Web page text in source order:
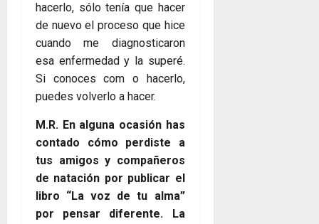
hacerlo, sólo tenía que hacer
de nuevo el proceso que hice
cuando me diagnosticaron
esa enfermedad y la superé.
Si conoces com o hacerlo,
puedes volverlo a hacer.
M.R. En alguna ocasión has
contado cómo perdiste a
tus amigos y compañeros
de natación por publicar el
libro “La voz de tu alma”
por pensar diferente. La